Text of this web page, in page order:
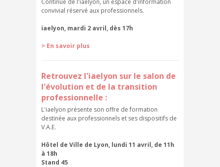
Continue de l'iaelyon, un espace d'information
convivial réservé aux professionnels.
iaelyon, mardi 2 avril, dès 17h
> En savoir plus
Retrouvez l'iaelyon sur le salon de
l'évolution et de la transition
professionnelle :
L'iaelyon présente son offre de formation
destinée aux professionnels et ses dispositifs de
V.A.E.
Hôtel de Ville de Lyon, lundi 11 avril, de 11h
à 18h
Stand 45